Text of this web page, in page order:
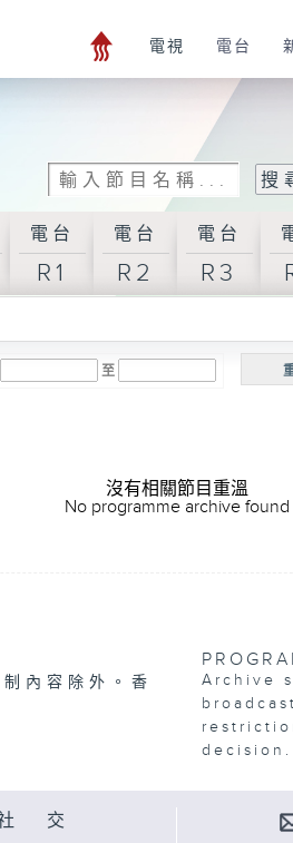
電視 電台
電台
R1
電台
R2
電台
R3
至
沒有相關節目重溫
No programme archive found
內容除外。香
Archive
decision.
交